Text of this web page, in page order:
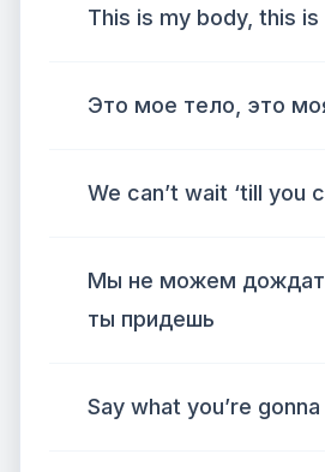
This is my body, this
Это мое тело, это
We can’t wait ‘till you
Мы не можем
ты придешь
Say what you’re